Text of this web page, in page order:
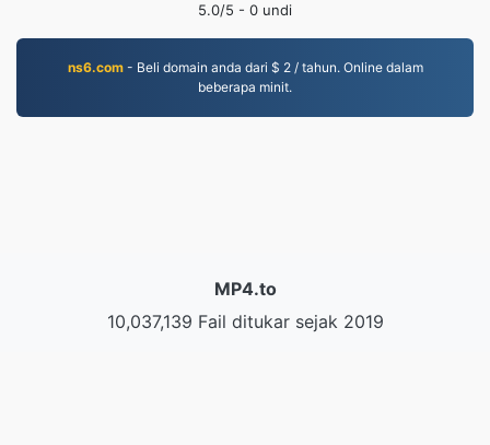
5.0/5 - 0 undi
ns6.com- Beli domain anda dari $ 2 / tahun. Online dalam
beberapa minit.
MP4.to
10,037,139 Fail ditukar sejak 2019